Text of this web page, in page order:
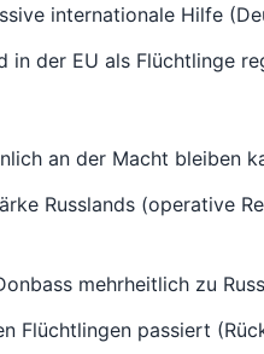
internationale Hilfe
in der EU als Flüchtlinge
an der Macht bleiben
Russlands (operative
mehrheitlich zu
Flüchtlingen passiert